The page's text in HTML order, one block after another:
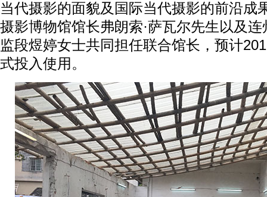
当代摄影的面貌及国际当代摄影的前沿成
摄影博物馆馆长弗朗索·萨瓦尔先生以及
监段煜婷女士共同担任联合馆长，预计
式投入使用。